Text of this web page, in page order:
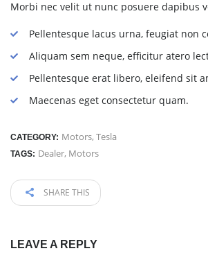
Morbi nec velit ut nunc posuere dapibus
Pellentesque lacus urna, feugiat non
Aliquam sem neque, efficitur atero
Pellentesque erat libero, eleifend sit
Maecenas eget consectetur quam.
CATEGORY: Motors, Tesla
TAGS: Dealer, Motors
SHARE THIS
LEAVE A REPLY